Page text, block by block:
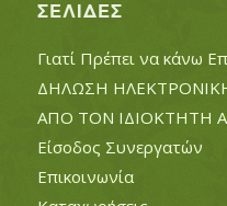
ΣΕΛΊΔΕΣ
Γιατί Πρέπει να κάνω
ΔΗΛΩΣΗ
ΑΠΟ ΤΟΝ ΙΔΙΟΚΤΗΤΗ
Είσοδος Συνεργατών
Επικοινωνία